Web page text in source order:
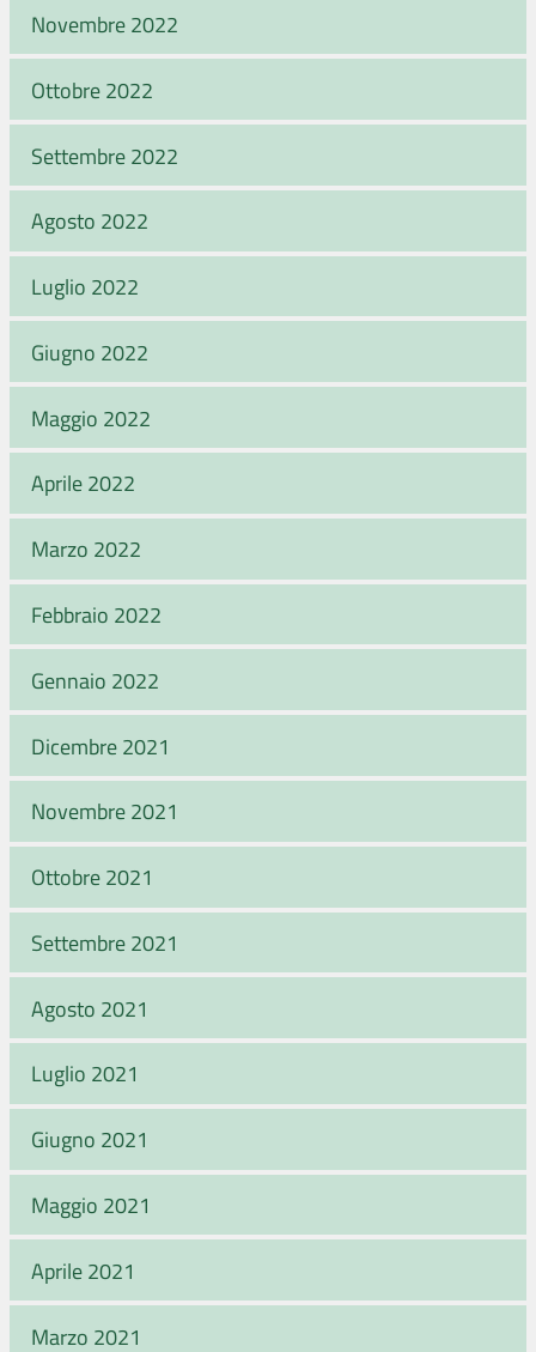
Novembre 2022
Ottobre 2022
Settembre 2022
Agosto 2022
Luglio 2022
Giugno 2022
Maggio 2022
Aprile 2022
Marzo 2022
Febbraio 2022
Gennaio 2022
Dicembre 2021
Novembre 2021
Ottobre 2021
Settembre 2021
Agosto 2021
Luglio 2021
Giugno 2021
Maggio 2021
Aprile 2021
Marzo 2021